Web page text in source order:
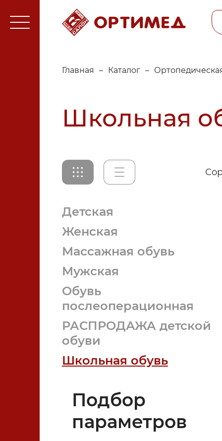
Главная – Каталог –
Школьная
Детская
Женская
Массажная обувь
Мужская
Обувь
послеоперационная
РАСПРОДАЖА детской
обуви
Школьная обувь
Подбор
параметров
Ортопедическая обувь
Ортопедические изделия